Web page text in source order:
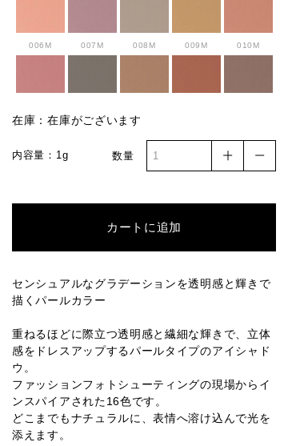
006M 007M 008M 009M 010M
011M 012M 013M
010P 011P 012P 013P 014P
015P 016P 001SP
在庫：在庫がございます
内容量：1g 数量
カートに追加
センシュアルなグラデーションを透明感と輝きで
描くパールカラー
重ねるほどに際立つ透明感と繊細な輝きで、立体
感をドレスアップするパールタイプのアイシャド
ウ。
ファッションフォトシューティングの現場からイ
ンスパイアされた16色です。
どこまでもナチュラルに、表情へ溶け込んで光を
添えます。